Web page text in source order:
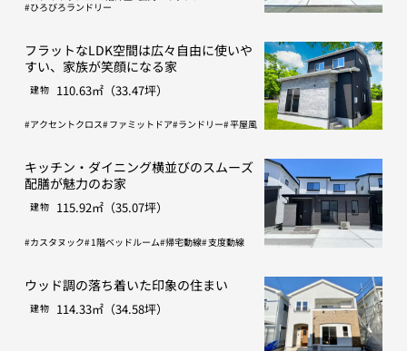
ひろびろランドリー
フラットなLDK空間は広々自由に使いや
すい、家族が笑顔になる家
建物 110.63㎡（33.47坪）
アクセントクロス ファミットドア ランドリー 平屋風
キッチン・ダイニング横並びのスムーズ
配膳が魅力のお家
建物 115.92㎡（35.07坪）
カスタヌック 1階ベッドルーム 帰宅動線 支度動線
ウッド調の落ち着いた印象の住まい
建物 114.33㎡（34.58坪）